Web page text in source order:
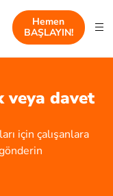
Hemen
BAŞLAYIN!
veya davet
için çalışanlara